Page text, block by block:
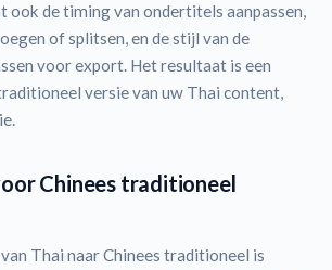
ook de timing van ondertitels aanpassen,
of splitsen, en de stijl van de
voor export. Het resultaat is een
versie van uw Thai content,
Chinees traditioneel
Thai naar Chinees traditioneel is